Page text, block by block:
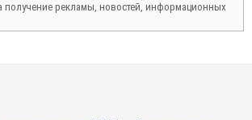
получение рекламы, новостей, информационных